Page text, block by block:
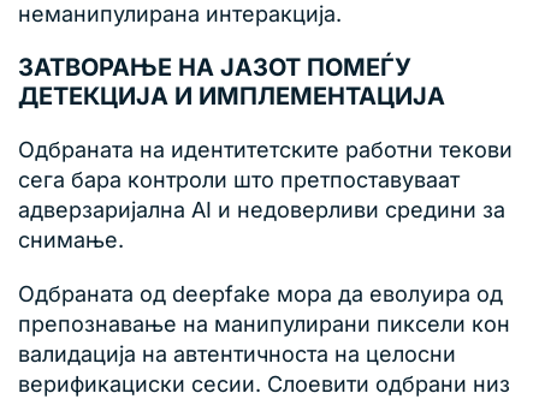
неманипулирана интеракција.
ЗАТВОРАЊЕ НА ЈАЗОТ ПОМЕЃУ
ДЕТЕКЦИЈА И ИМПЛЕМЕНТАЦИЈА
Одбраната на идентитетските работни текови
сега бара контроли што претпоставуваат
адверзаријална AI и недоверливи средини за
снимање.
Одбраната од deepfake мора да еволуира од
препознавање на манипулирани пиксели кон
валидација на автентичноста на целосни
верификациски сесии. Слоевити одбрани низ